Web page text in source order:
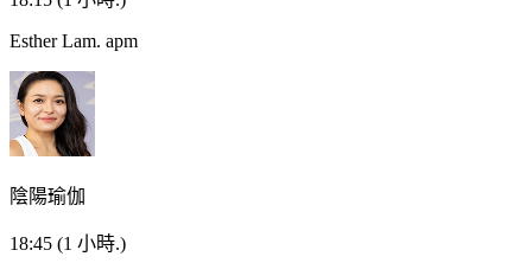
Esther Lam. apm
陰陽瑜伽
18:45 (1 小時.)